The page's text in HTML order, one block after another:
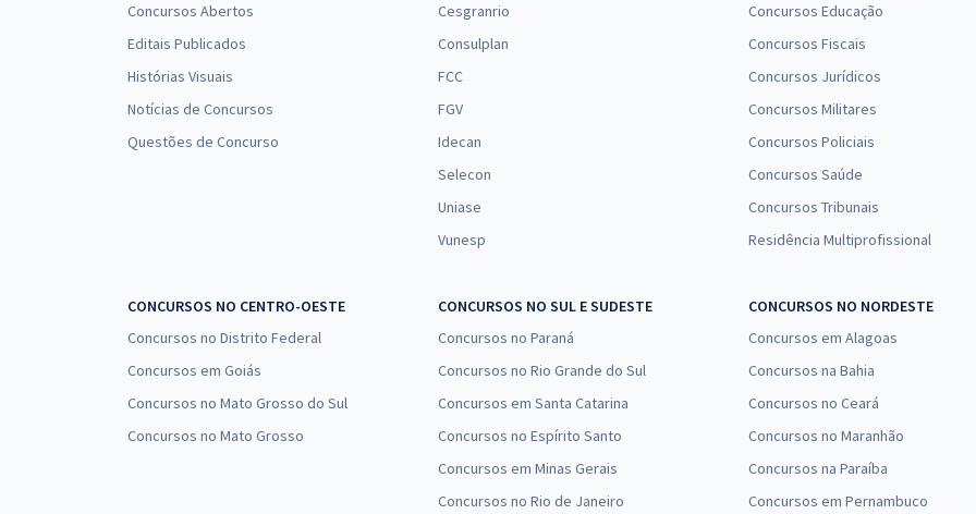
Concursos Abertos
Editais Publicados
Histórias Visuais
Notícias de Concursos
Questões de Concurso
Cesgranrio
Consulplan
FCC
FGV
Idecan
Selecon
Uniase
Vunesp
Concursos Educação
Concursos Fiscais
Concursos Jurídicos
Concursos Militares
Concursos Policiais
Concursos Saúde
Concursos Tribunais
Residência Multiprofissional
CONCURSOS NO CENTRO-OESTE
Concursos no Distrito Federal
Concursos em Goiás
Concursos no Mato Grosso do Sul
Concursos no Mato Grosso
CONCURSOS NO SUL E SUDESTE
Concursos no Paraná
Concursos no Rio Grande do Sul
Concursos em Santa Catarina
Concursos no Espírito Santo
Concursos em Minas Gerais
Concursos no Rio de Janeiro
CONCURSOS NO NORDESTE
Concursos em Alagoas
Concursos na Bahia
Concursos no Ceará
Concursos no Maranhão
Concursos na Paraíba
Concursos em Pernambuco